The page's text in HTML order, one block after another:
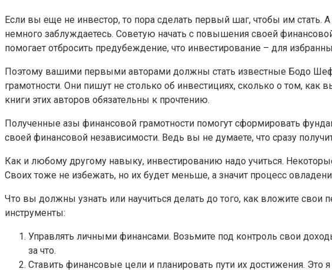
Если вы еще не инвестор, то пора сделать первый шаг, чтобы им стать.
немного заблуждаетесь. Советую начать с повышения своей
помогает отбросить предубеждение, что инвестирование – для
Поэтому вашими первыми авторами должны стать известные Бодо
грамотности. Они пишут не столько об инвестициях, сколько о том,
книги этих авторов обязательны к прочтению.
Полученные азы финансовой грамотности помогут сформировать
своей финансовой независимости. Ведь вы не думаете, что сразу
Как и любому другому навыку, инвестированию надо учиться.
Своих тоже не избежать, но их будет меньше, а значит процесс
Что вы должны узнать или научиться делать до того, как вложите
инструменты:
Управлять личными финансами. Возьмите под контроль свои
за что.
Ставить финансовые цели и планировать пути их достижения.